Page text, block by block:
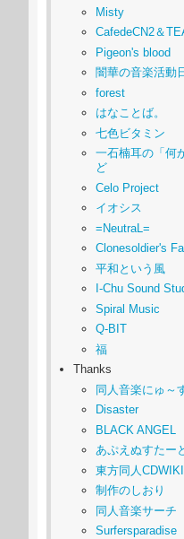
Misty
CafedeCN2＆
Pigeon's blood
闇華の音楽活動
forest
はなことば。
七色ビタミン
一石楠耳の「何
ど
Celo Project
イオシス
=NeutraL=
Clonesoldier's
平和という風
I-Chu Sound
Spiral Music
Q-BIT
福
Thanks
同人音楽にゅ～
Disaster
BLACK ANGEL
あぷえぬすたー
東方同人CDWIKI
制作のしおり
同人音楽サーチ
Surfersparadise